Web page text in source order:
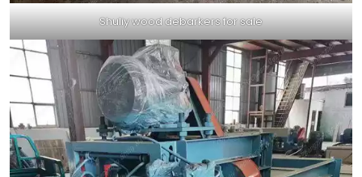
Shuliy wood debarkers for sale